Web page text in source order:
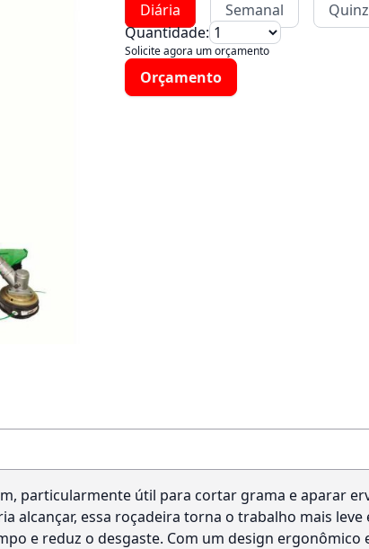
Diária Semanal
Quantidade:
Solicite agora um orçamento
Orçamento
particularmente útil para cortar grama e aparar
essa roçadeira torna o trabalho mais
e reduz o desgaste. Com um design ergonômico